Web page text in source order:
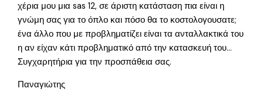
χέρια μου μια sas 12, σε άριστη κατάσταση πια είναι η
γνώμη σας για το όπλο και πόσο θα το κοστολογουσατε;
ένα άλλο που με προβληματίζει είναι τα ανταλλακτικά του
η αν είχαν κάτι προβληματικό από την κατασκευή του…
Συγχαρητήρια για την προσπάθεια σας.
Παναγιώτης